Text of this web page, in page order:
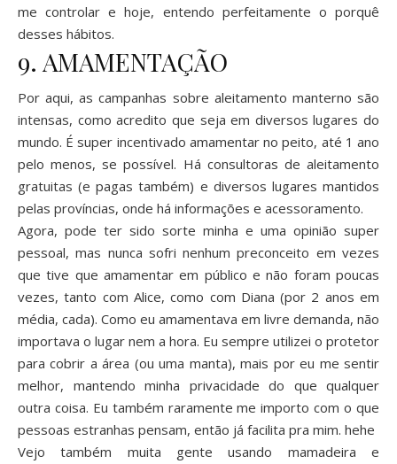
me controlar e hoje, entendo perfeitamente o porquê
desses hábitos.
9. AMAMENTAÇÃO
Por aqui, as campanhas sobre aleitamento manterno são
intensas, como acredito que seja em diversos lugares do
mundo. É super incentivado amamentar no peito, até 1 ano
pelo menos, se possível. Há consultoras de aleitamento
gratuitas (e pagas também) e diversos lugares mantidos
pelas províncias, onde há informações e acessoramento.
Agora, pode ter sido sorte minha e uma opinião super
pessoal, mas nunca sofri nenhum preconceito em vezes
que tive que amamentar em público e não foram poucas
vezes, tanto com Alice, como com Diana (por 2 anos em
média, cada). Como eu amamentava em livre demanda, não
importava o lugar nem a hora. Eu sempre utilizei o protetor
para cobrir a área (ou uma manta), mais por eu me sentir
melhor, mantendo minha privacidade do que qualquer
outra coisa. Eu também raramente me importo com o que
pessoas estranhas pensam, então já facilita pra mim. hehe
Vejo também muita gente usando mamadeira e